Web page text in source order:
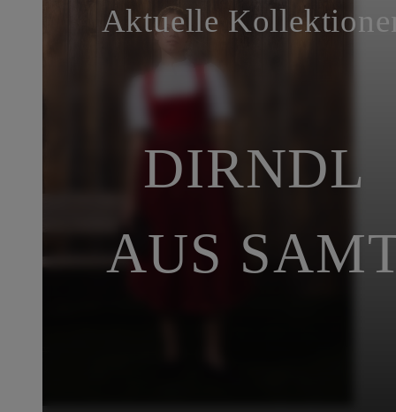
Aktuelle
DIRNDL
AUS